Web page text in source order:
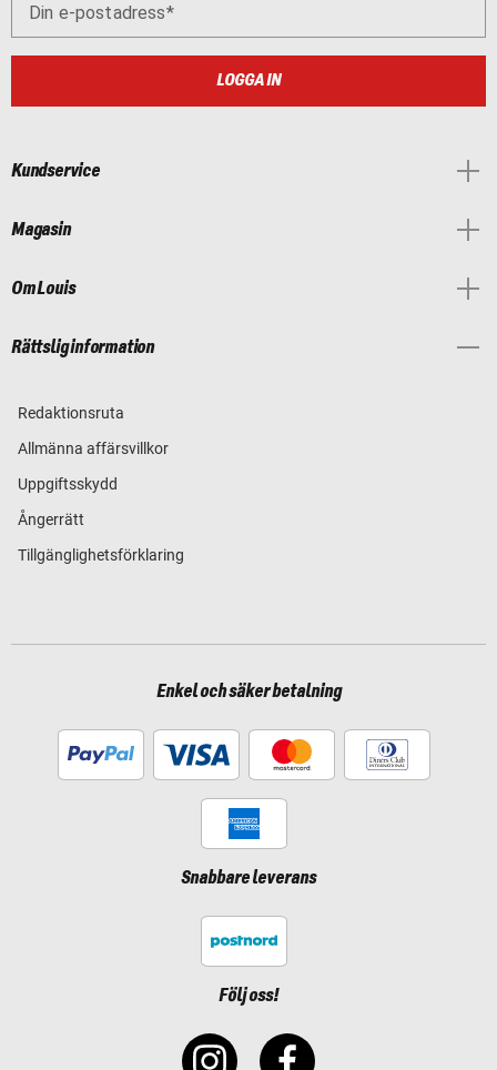
Din e-postadress
LOGGA IN
Kundservice
Magasin
Om Louis
Rättslig information
Redaktionsruta
Allmänna affärsvillkor
Uppgiftsskydd
Ångerrätt
Tillgänglighetsförklaring
Enkel och säker betalning
Snabbare leverans
Följ oss!